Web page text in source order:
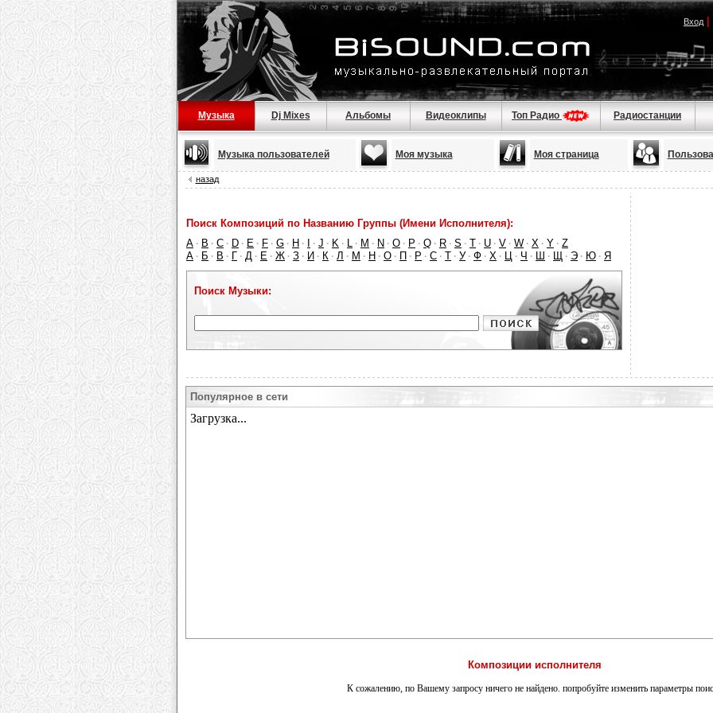
Вход|
Музыка Dj Mixes Альбомы Видеоклипы Топ Радио Радиостанции
Музыка пользователей Моя музыка Моя страница
назад
Поиск Композиций по Названию Группы (Имени Исполнителя):
A · B · C · D · E · F · G · H · · J · K · L · M · N · O · P · Q · R · S · T · U · V · W · X · Y · Z
А · Б · В · Г · Д · Е · Ж · З · И · К · Л · М · Н · О · П · Р · С · Т · У · Ф · Х · Ц · Ч · Ш · Щ · Э · Ю · Я
Поиск Музыки:
Популярное в сети
Композиции исполнителя
К сожалению, по Вашему запросу ничего не найдено. попробуйте изменить параметры